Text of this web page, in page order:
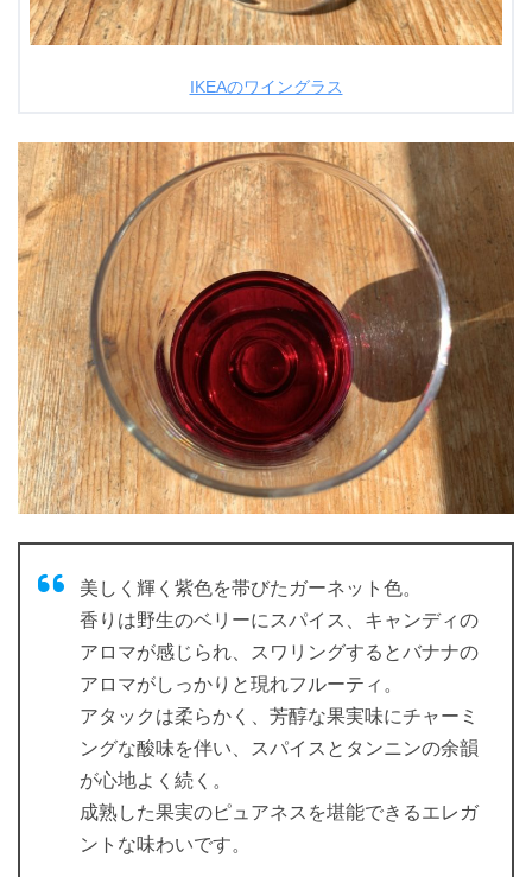
IKEAのワイングラス
美しく輝く紫色を帯びたガーネット色。
香りは野生のベリーにスパイス、キャンディの
アロマが感じられ、スワリングするとバナナの
アロマがしっかりと現れフルーティ。
アタックは柔らかく、芳醇な果実味にチャーミ
ングな酸味を伴い、スパイスとタンニンの余韻
が心地よく続く。
成熟した果実のピュアネスを堪能できるエレガ
ントな味わいです。